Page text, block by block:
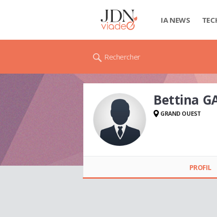
IA NEWS
Rechercher
Bettina
GRAND OUEST
PROFIL